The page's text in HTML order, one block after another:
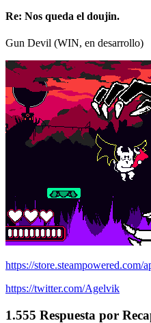
Re: Nos queda el doujin.
Gun Devil (WIN, en desarrollo)
https://store.steampowered.com/
https://twitter.com/Agelvik
1.555 Respuesta por